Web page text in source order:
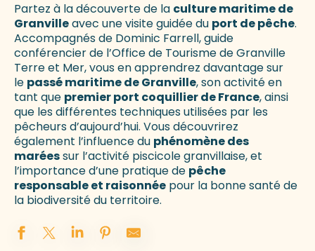
Partez à la découverte de la culture maritime de
Granvilleavec une visite guidée du port de pêche.
Accompagnés de Dominic Farrell, guide
conférencier de l’Office de Tourisme de Granville
Terre et Mer, vous en apprendrez davantage sur
le passé maritime de Granville, son activité en
tant que premier port coquillier de France, ainsi
que les différentes techniques utilisées par les
pêcheurs d’aujourd’hui. Vous découvrirez
également l’influence du phénomène des
maréessur l’activité piscicole granvillaise, et
l’importance d’une pratique de pêche
responsable et raisonnée pour la bonne santé de
la biodiversité du territoire.